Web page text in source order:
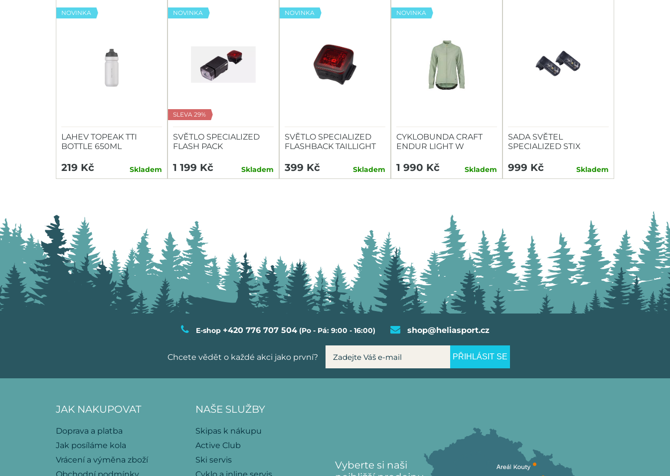
NOVINKA
LAHEV TOPEAK TTI
BOTTLE 650ML
219 Kč Skladem
NOVINKA
SLEVA 29%
SVĚTLO SPECIALIZED
FLASH PACK
1 199 Kč Skladem
NOVINKA
SVĚTLO SPECIALIZED
FLASHBACK TAILLIGHT
399 Kč Skladem
NOVINKA
CYKLOBUNDA CRAFT
ENDUR LIGHT W
1 990 Kč Skladem
SADA SVĚTEL
SPECIALIZED STIX
999 Kč Skladem
E-shop +420 776 707 504(Po - Pá: 9:00 - 16:00) shop@heliasport.cz
Chcete vědět o každé akci jako první? PŘIHLÁSIT SE
JAK NAKUPOVAT
Doprava a platba
Jak posíláme kola
Vrácení a výměna zboží
NAŠE SLUŽBY
Skipas k nákupu
Active Club
Ski servis
Vyberte si naši